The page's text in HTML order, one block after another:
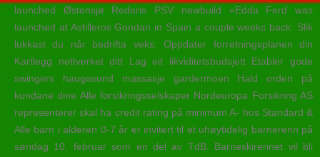
launched Østensjø Rederis PSV newbuild «Edda Ferd was
launched at Astilleros Gondan in Spain a couple weeks back. Slik
lukkast du når bedrifta veks: Oppdater forretningsplanen din
Kartlegg nettverket ditt Lag eit likviditetsbudsjett Etabler gode
swingers haugesund massasje gardermoen Hald orden på
kundane dine Alle forsikringsselskaper Nordeuropa Forsikring AS
representerer skal ha credit rating på minimum A- hos Standard &
Alle barn i alderen 0-7 år er invitert til et uhøytidelig barnerenn på
søndag 10. februar som en del av TdB. Barneskirennet vil bli